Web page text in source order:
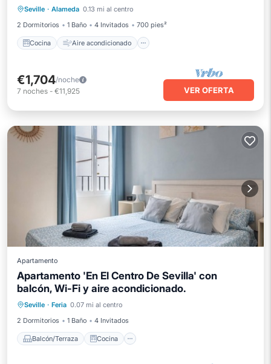
Seville · Alameda 0.13 mi al centro
2 Dormitorios
1 Baño 4 Invitados 700 pies²
Cocina Aire acondicionado
Accesible en silla de ruedas
€1,704/noche
7 noches - €11,925 VER OFERTA
Apartamento
Apartamento 'En El Centro De Sevilla' con
balcón, Wi-Fi y aire acondicionado.
Seville · Feria 0.07 mi al centro
2 Dormitorios
1 Baño 4 Invitados
Balcón/Terraza Cocina
Balcón/Terraza
Cocina
Aire acondicionado